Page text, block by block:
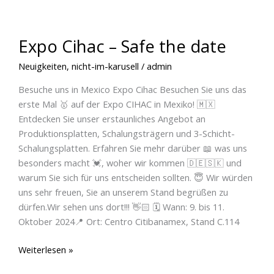
Expo Cihac – Safe the date
Neuigkeiten, nicht-im-karusell / admin
Besuche uns in Mexico Expo Cihac Besuchen Sie uns das
erste Mal 🥇 auf der Expo CIHAC in Mexiko! 🇲🇽
Entdecken Sie unser erstaunliches Angebot an
Produktionsplatten, Schalungsträgern und 3-Schicht-
Schalungsplatten. Erfahren Sie mehr darüber 📖 was uns
besonders macht 💓, woher wir kommen 🇩🇪🇸🇰 und
warum Sie sich für uns entscheiden sollten. 😇 Wir würden
uns sehr freuen, Sie an unserem Stand begrüßen zu
dürfen.Wir sehen uns dort!!! 👋🏻 🗓 Wann: 9. bis 11.
Oktober 2024📍 Ort: Centro Citibanamex, Stand C.114
Weiterlesen »